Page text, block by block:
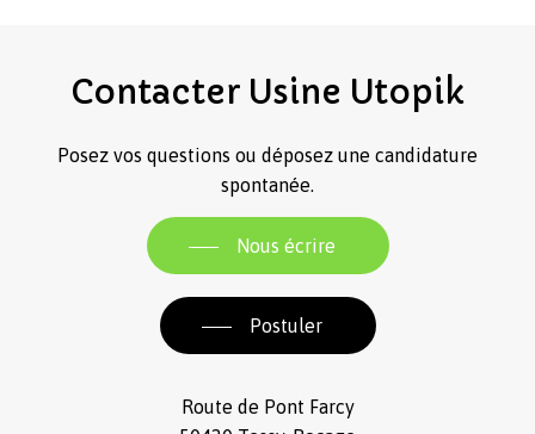
Contacter Usine Utopik
Posez vos questions ou déposez une candidature
spontanée.
Nous écrire
Postuler
Route de Pont Farcy